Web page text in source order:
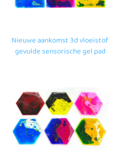
Nieuwe aankomst 3d vloeistof
gevulde sensorische gel pad
kinderen